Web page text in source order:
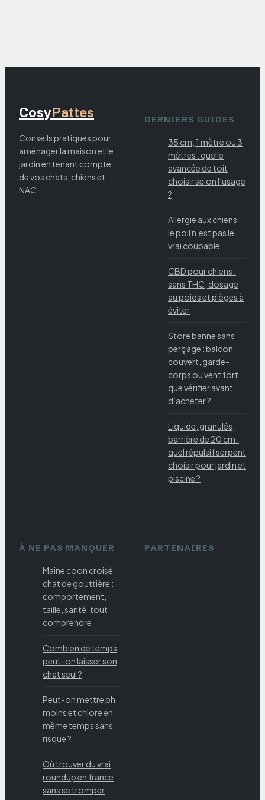
CosyPattes
Conseils pratiques pour
aménager la maison et le
jardin en tenant compte
de vos chats, chiens et
NAC.
DERNIERS GUIDES
35 cm, 1 mètre ou 3
mètres : quelle
avancée de toit
choisir selon l’usage
?
Allergie aux chiens :
le poil n’est pas le
vrai coupable
CBD pour chiens :
sans THC, dosage
au poids et pièges à
éviter
Store banne sans
perçage : balcon
couvert, garde-
corps ou vent fort,
que vérifier avant
d’acheter ?
Liquide, granulés,
barrière de 20 cm :
quel répulsif serpent
choisir pour jardin et
piscine ?
À NE PAS MANQUER
Maine coon croisé
chat de gouttière :
comportement,
taille, santé, tout
comprendre
Combien de temps
peut-on laisser son
chat seul ?
Peut-on mettre ph
moins et chlore en
même temps sans
risque ?
Où trouver du vrai
roundup en france
sans se tromper
PARTENAIRES